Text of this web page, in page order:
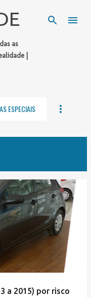
principal
as
|
ESPECIAIS
a 2015) por risco